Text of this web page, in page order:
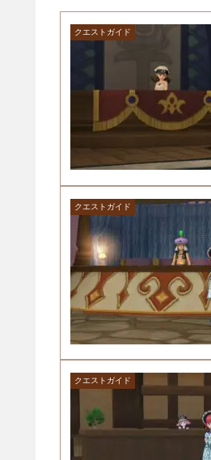
クエストガイド
クエストガイド
クエストガイド